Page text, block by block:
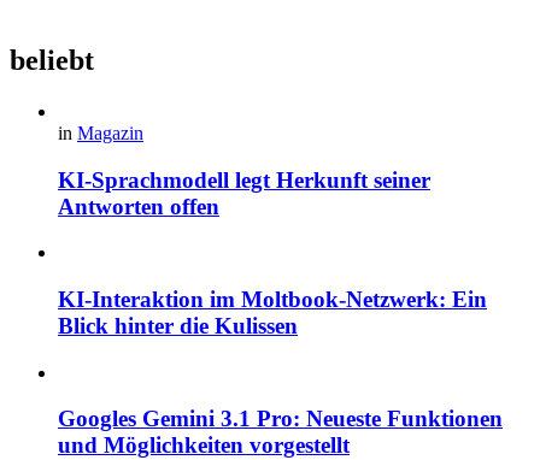
beliebt
in Magazin
KI-Sprachmodell legt Herkunft seiner
Antworten offen
KI-Interaktion im Moltbook-Netzwerk: Ein
Blick hinter die Kulissen
Googles Gemini 3.1 Pro: Neueste Funktionen
und Möglichkeiten vorgestellt